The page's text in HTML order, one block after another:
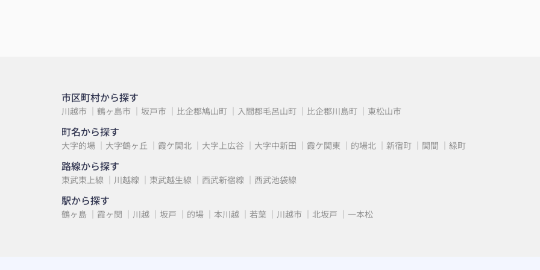
市区町村から探す
川越市 鶴ヶ島市 坂戸市 比企郡鳩山町 入間郡毛呂山町 比企郡川島町 東松山市
町名から探す
大字的場 大字鶴ヶ丘 霞ケ関北 大字上広谷 大字中新田 霞ケ関東 的場北 新宿町 関間 緑町
路線から探す
東武東上線 川越線 東武越生線 西武新宿線 西武池袋線
駅から探す
鶴ヶ島 霞ヶ関 川越 坂戸 的場 本川越 若葉 川越市 北坂戸 一本松